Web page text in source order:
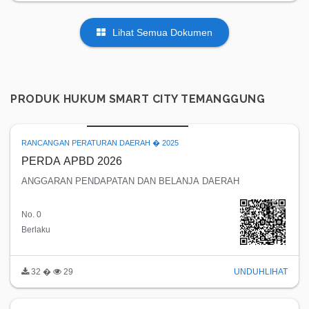
Lihat Semua Dokumen
PRODUK HUKUM SMART CITY TEMANGGUNG
RANCANGAN PERATURAN DAERAH � 2025
PERDA APBD 2026
ANGGARAN PENDAPATAN DAN BELANJA DAERAH
No. 0
Berlaku
32 � 29 UNDUHLIHAT